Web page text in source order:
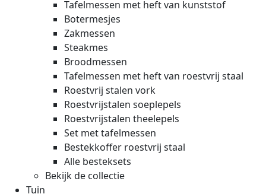
Tafelmessen met heft van kunststof
Botermesjes
Zakmessen
Steakmes
Broodmessen
Tafelmessen met heft van roestvrij staal
Roestvrij stalen vork
Roestvrijstalen soeplepels
Roestvrijstalen theelepels
Set met tafelmessen
Bestekkoffer roestvrij staal
Alle besteksets
Bekijk de collectie
Tuin